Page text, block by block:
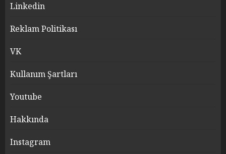
Linkedin
Reklam Politikası
VK
Kullanım Şartları
Youtube
Hakkında
Instagram